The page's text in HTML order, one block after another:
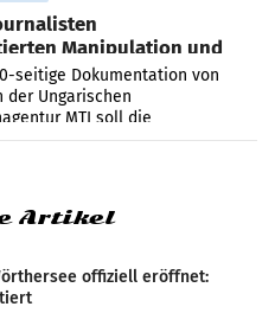
Manipulation und
seitige Dokumentation von
der Ungarischen
MTI soll die
Nachrichten-Manipulation und
Artikel
offiziell eröffnet: